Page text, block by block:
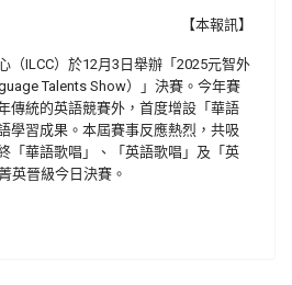
【本報訊】
（ILCC）於12月3日舉辦「2025元智外
Talents Show）」決賽。今年賽
傳統的英語競賽外，首度增設「華語
學習成果。本屆賽事反應熱烈，共吸
「華語歌唱」、「英語歌唱」及「英
英晉級今日決賽。